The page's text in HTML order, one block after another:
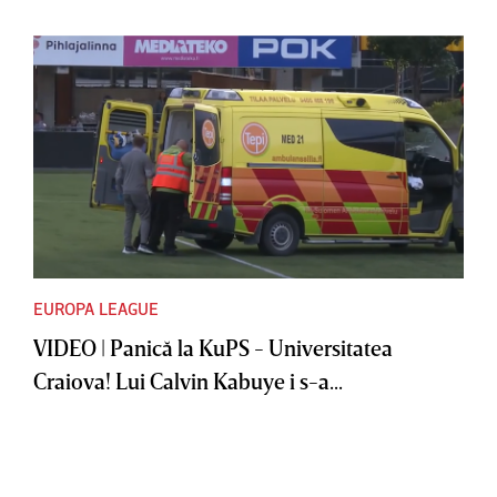
EUROPA LEAGUE
VIDEO | Panică la KuPS - Universitatea
Craiova! Lui Calvin Kabuye i s-a...